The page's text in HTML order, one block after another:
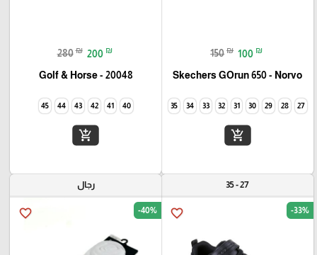
150 ₪ 100 ₪
Skechers GOrun 650 - Norvo
27
28
29
30
31
32
33
34
35
add_shopping_cart
280 ₪ 200 ₪
Golf & Horse - 20048
40
41
42
43
44
45
add_shopping_cart
27 - 35
favorite_border -33%
رجال
favorite_border -40%